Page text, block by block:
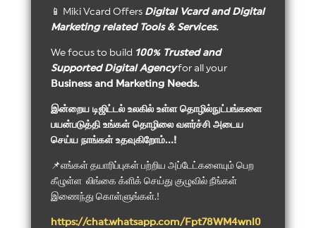
📱 Miki Vcard Offers Digital Vcard and Digital
Marketing related Tools & Services.
We focus to build 100% Trusted and
Supported Digital Agencyfor all your
Business and Marketing Needs.
இன்றைய டிஜிட்டல் உலகில் உள்ள தொழில்நுட்பங்களை
பயன்படுத்தி உங்கள் தொழிலை வளர்ச்சி அடைய
செய்ய நாங்கள் உதவுகிறோம்…!
📌எங்கள் தயாரிப்புகள் பற்றிய அப்டேட்களையும் பெற
கீழுள்ள லிங்கை க்ளிக் செய்து குழுவில் நீங்கள்
இணைந்து கொள்ளுங்கள்.!
https://chat.whatsapp.com/Fpt78WM4wnl0